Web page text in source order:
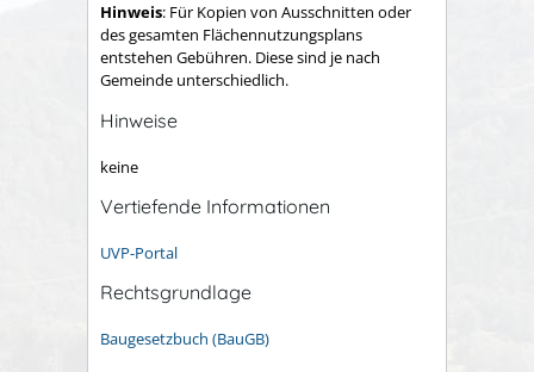
Hinweis: Für Kopien von Ausschnitten oder
des gesamten Flächennutzungsplans
entstehen Gebühren. Diese sind je nach
Gemeinde unterschiedlich.
Hinweise
keine
Vertiefende Informationen
UVP-Portal
Rechtsgrundlage
Baugesetzbuch (BauGB)